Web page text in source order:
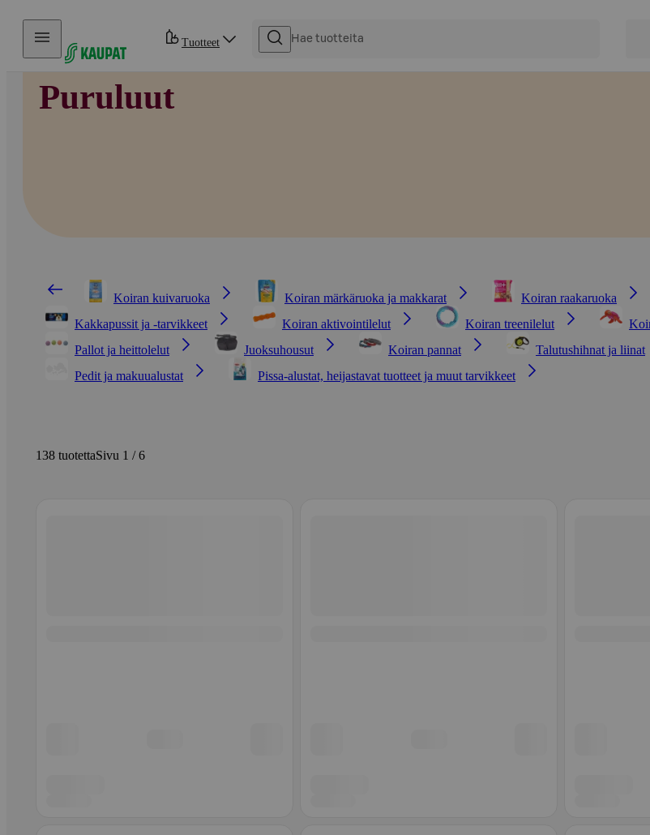
Hyppää sisältöön
Tuotteet
Puruluut
Koiran kuivaruoka Koiran märkäruoka ja makkarat Koiran raakaruoka
Kakkapussit ja -tarvikkeet
Koiran aktivointilelut Koiran treenilelut
Pallot ja heittolelut
Juoksuhousut Koiran pannat Talutushihnat ja liinat
Pedit ja makuualustat
Pissa-alustat, heijastavat tuotteet ja muut tarvikkeet
138 tuotettaSivu 1 / 6